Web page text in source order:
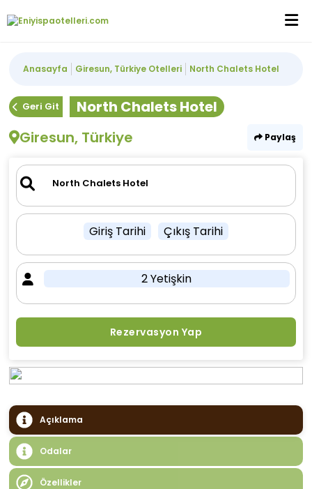
Anasayfa Giresun, Türkiye Otelleri North Chalets Hotel
Geri Git
North Chalets Hotel
Giresun, Türkiye
Paylaş
Giriş Tarihi Çıkış Tarihi
2 Yetişkin
Rezervasyon Yap
Açıklama
Odalar
Özellikler